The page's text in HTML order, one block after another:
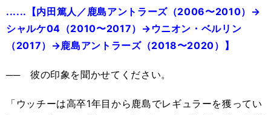
......【内田篤人／鹿島アントラーズ（2006〜2010）→
シャルケ04（2010〜2017）→ウニオン・ベルリン
（2017）→鹿島アントラーズ（2018〜2020）】
── 彼の印象を聞かせてください。
「ウッチーは高卒1年目から鹿島でレギュラーを獲ってい